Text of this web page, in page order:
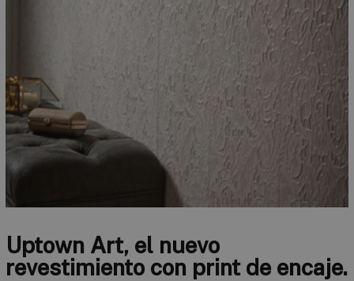
Uptown Art, el nuevo
revestimiento con print de encaje.